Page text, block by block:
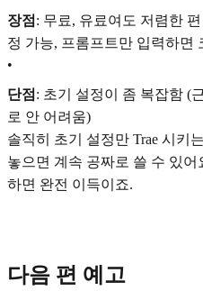
장점 : 무료, 유료여도 저렴한
정 가능, 프롬프트만 입력하면
•
단점 : 초기 설정이 좀 복잡함 (
로 안 어려움)
솔직히 초기 설정만 Trae 시키
놓으면 계속 공짜로 쓸 수 있
하면 완전 이득이죠.
다음 편 예고